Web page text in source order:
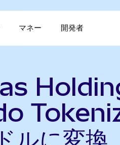
マネー 開発者
ルに変換